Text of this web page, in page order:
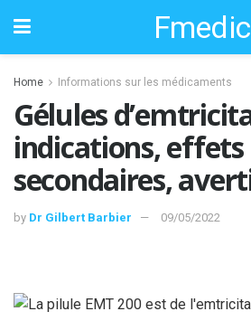
Fmedic
Home Informations sur les médicaments
Gélules
indications, effets
secondaires,
by Dr Gilbert Barbier 09/05/2022